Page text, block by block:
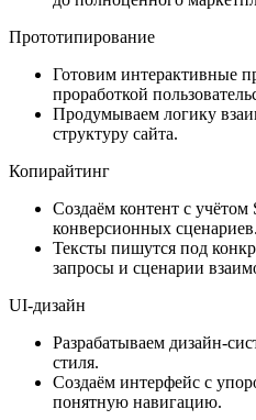
Прототипирование
Готовим интерактивные
проработкой
Продумываем логику
структуру сайта.
Копирайтинг
Создаём контент с учётом
конверсионных сценариев.
Тексты пишутся под
запросы и сценарии
UI-дизайн
Разрабатываем дизайн-
стиля.
Создаём интерфейс с
понятную навигацию.